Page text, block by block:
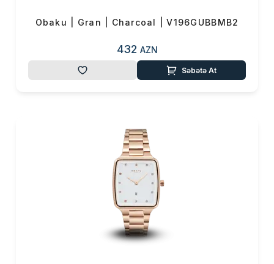
Obaku | Gran | Charcoal | V196GUBBMB2
432 AZN
Səbətə At